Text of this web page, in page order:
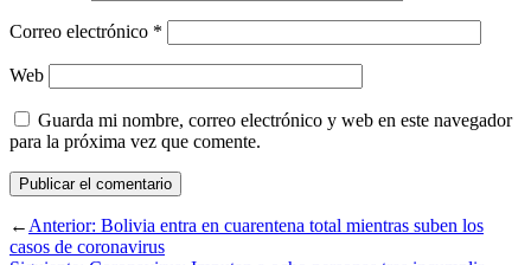
Correo electrónico *
Web
Guarda mi nombre, correo electrónico y web en este navegador
para la próxima vez que comente.
←Anterior: Bolivia entra en cuarentena total mientras suben los
casos de coronavirus